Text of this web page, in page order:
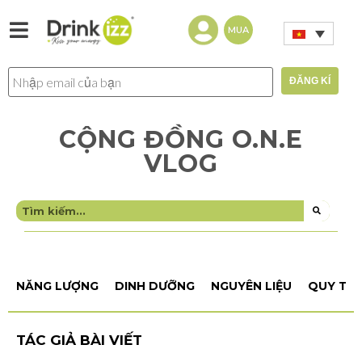
MUA
CỘNG ĐỒNG O.N.E
VLOG
NĂNG LƯỢNG DINH DƯỠNG NGUYÊN LIỆU QUY
TÁC GIẢ BÀI VIẾT